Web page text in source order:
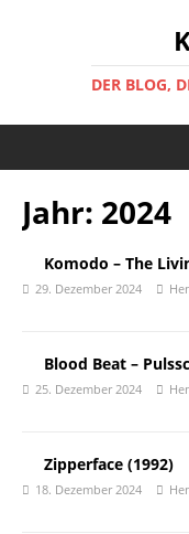
DER BLOG,
Jahr: 2024
Komodo – The
29. Dezember 2024
Blood Beat –
25. Dezember 2024
Zipperface (1992)
18. Dezember 2024